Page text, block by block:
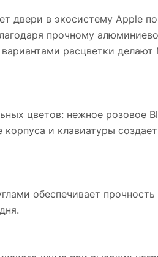
двери в экосистему Apple по
прочному
расцветки делают
цветов: нежное розовое
и клавиатуры
обеспечивает